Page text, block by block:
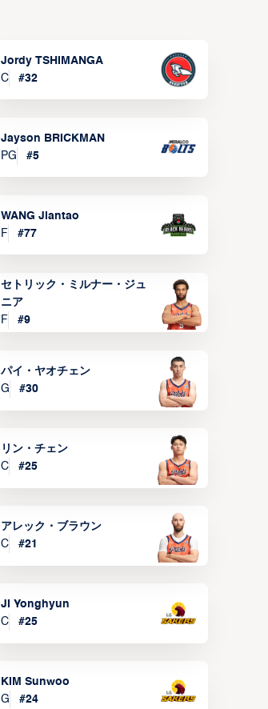
Jordy TSHIMANGA
C
#32
Jayson BRICKMAN
PG
#5
WANG Jiantao
F
#77
セトリック・ミルナー・ジュ
ニア
F
#9
パイ・ヤオチェン
G
#30
リン・チェン
C
#25
アレック・ブラウン
C
#21
JI Yonghyun
C
#25
KIM Sunwoo
G
#24